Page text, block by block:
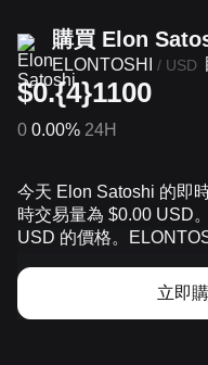
購買 Elon
ELONTOSHI / USD
$0.{4}1100
0 0.00% 24H
今天 Elon Satoshi 的即
時交易量為 $0.00 USD
USD 的價格。
立即